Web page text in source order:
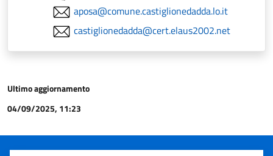
aposa@comune.castiglionedadda.lo.it
castiglionedadda@cert.elaus2002.net
Ultimo aggiornamento
04/09/2025, 11:23